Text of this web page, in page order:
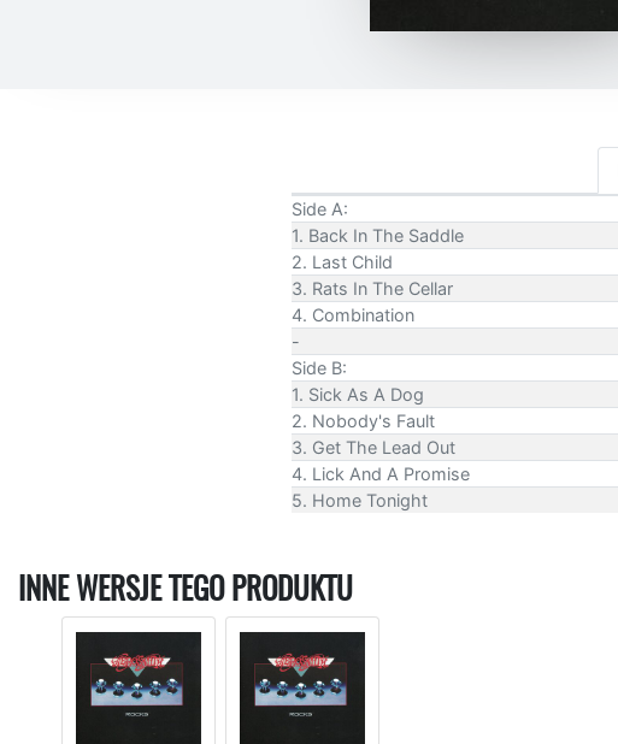
Side A:
1. Back In The Saddle
2. Last Child
3. Rats In The Cellar
4. Combination
-
Side B:
1. Sick As A Dog
2. Nobody's Fault
3. Get The Lead Out
4. Lick And A Promise
5. Home Tonight
INNE WERSJE TEGO PRODUKTU